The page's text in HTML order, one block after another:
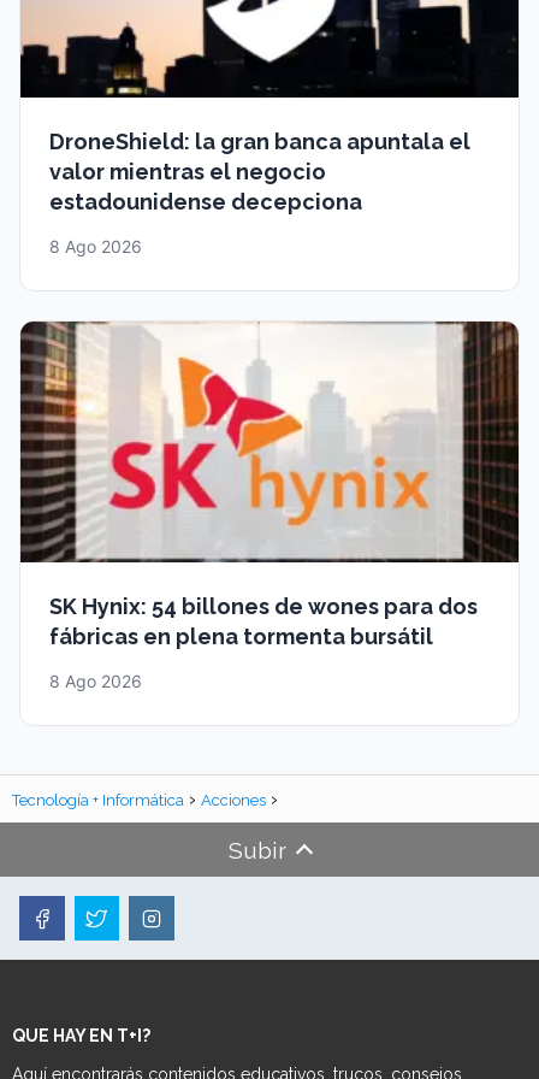
DroneShield: la gran banca apuntala el
valor mientras el negocio
estadounidense decepciona
8 Ago 2026
SK Hynix: 54 billones de wones para dos
fábricas en plena tormenta bursátil
8 Ago 2026
Tecnología + Informática Acciones
Subir
QUE HAY EN T+I?
Aquí encontrarás contenidos educativos, trucos, consejos,